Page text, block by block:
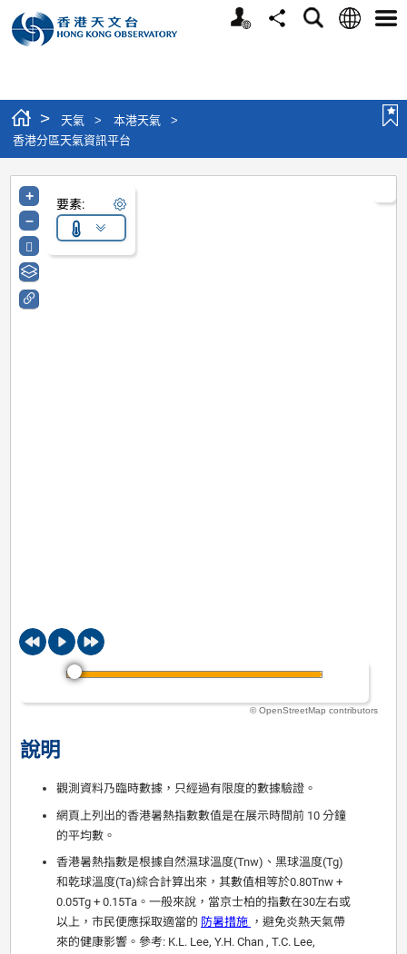
個人版網站
分享 搜尋 語言 選單
> 天氣 > 本港天氣
>
香港分區天氣資訊平台
要素:
+
–
© OpenStreetMap contributors
說明
觀測資料乃臨時數據，只經過有限度的數據驗證。
網頁上列出的香港暑熱指數數值是在展示時間前 10 分鐘
的平均數。
香港暑熱指數是根據自然濕球溫度(Tnw)、黑球溫度(Tg)
和乾球溫度(Ta)綜合計算出來，其數值相等於0.80Tnw +
0.05Tg + 0.15Ta。一般來說，當京士柏的指數在30左右或
以上，市民便應採取適當的 防暑措施 ，避免炎熱天氣帶
來的健康影響。參考: K.L. Lee, Y.H. Chan , T.C. Lee,